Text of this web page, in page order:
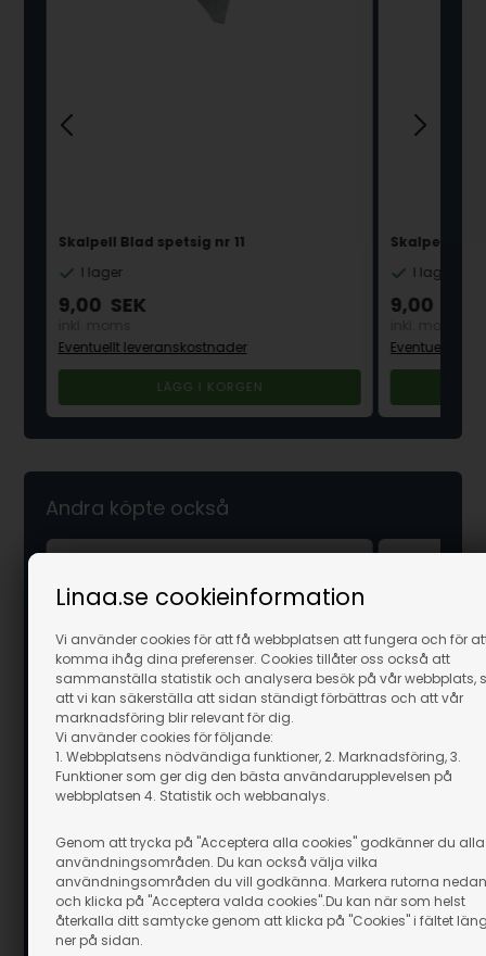
Linaa.se cookieinformation
Vi använder cookies för att få webbplatsen att fungera och för
komma ihåg dina preferenser. Cookies tillåter oss också att
sammanställa statistik och analysera besök på vår webbplats,
att vi kan säkerställa att sidan ständigt förbättras och att vår
marknadsföring blir relevant för dig.
Vi använder cookies för följande:
1. Webbplatsens nödvändiga funktioner, 2. Marknadsföring, 3.
Funktioner som ger dig den bästa användarupplevelsen på
webbplatsen 4. Statistik och webbanalys.
Genom att trycka på "Acceptera alla cookies" godkänner du alla
användningsområden. Du kan också välja vilka
användningsområden du vill godkänna. Markera rutorna nedan
och klicka på "Acceptera valda cookies".Du kan när som helst
återkalla ditt samtycke genom att klicka på "Cookies" i fältet
ner på sidan.
Skalpell Blad spetsig nr 11
I lager
9,00 SEK
Eventuellt leveranskostnader
Skalpell
I lager
9,00
Eventuellt
Andra köpte också
Korgbotten Oval 33x45 cm - 61 hål